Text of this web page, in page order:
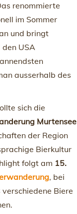
renommierte
im Sommer
und bringt
den USA
ausserhalb des
sich die
Murtensee
der Region
Bierkultur
folgt am 15.
, bei
Biere